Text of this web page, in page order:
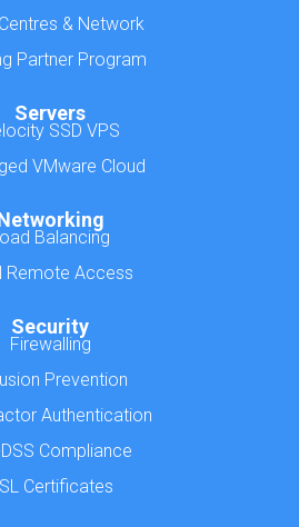
& Network
Partner Program
Servers
SSD VPS
VMware Cloud
Balancing
Remote Access
Security
Firewalling
Prevention
Authentication
Compliance
Certificates